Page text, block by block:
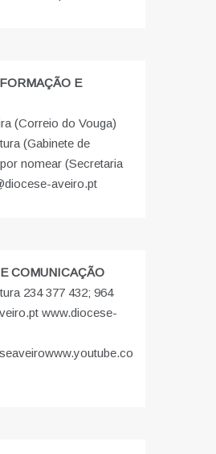
E
(Correio do Vouga)
(Gabinete de
nomear (Secretaria
aveiro.pt
COMUNICAÇÃO
234 377 432; 964
www.diocese-
www.youtube.co